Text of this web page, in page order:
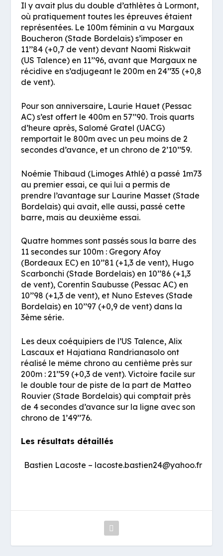
Il y avait plus du double d’athlètes à Lormont,
où pratiquement toutes les épreuves étaient
représentées. Le 100m féminin a vu Margaux
Boucheron (Stade Bordelais) s’imposer en
11’’84 (+0,7 de vent) devant Naomi Riskwait
(US Talence) en 11’’96, avant que Margaux ne
récidive en s’adjugeant le 200m en 24’’35 (+0,8
de vent).
Pour son anniversaire, Laurie Hauet (Pessac
AC) s’est offert le 400m en 57’’90. Trois quarts
d’heure après, Salomé Gratel (UACG)
remportait le 800m avec un peu moins de 2
secondes d’avance, et un chrono de 2’10’’59.
Noémie Thibaud (Limoges Athlé) a passé 1m73
au premier essai, ce qui lui a permis de
prendre l’avantage sur Laurine Masset (Stade
Bordelais) qui avait, elle aussi, passé cette
barre, mais au deuxième essai.
Quatre hommes sont passés sous la barre des
11 secondes sur 100m : Gregory Afoy
(Bordeaux EC) en 10’’81 (+1,3 de vent), Hugo
Scarbonchi (Stade Bordelais) en 10’’86 (+1,3
de vent), Corentin Saubusse (Pessac AC) en
10’’98 (+1,3 de vent), et Nuno Esteves (Stade
Bordelais) en 10’’97 (+0,9 de vent) dans la
3ème série.
Les deux coéquipiers de l’US Talence, Alix
Lascaux et Hajatiana Randrianasolo ont
réalisé le même chrono au centième près sur
200m : 21’’59 (+0,3 de vent). Victoire facile sur
le double tour de piste de la part de Matteo
Rouvier (Stade Bordelais) qui comptait près
de 4 secondes d’avance sur la ligne avec son
chrono de 1’49’’76.
Les résultats détaillés
Bastien Lacoste – lacoste.bastien24@yahoo.fr